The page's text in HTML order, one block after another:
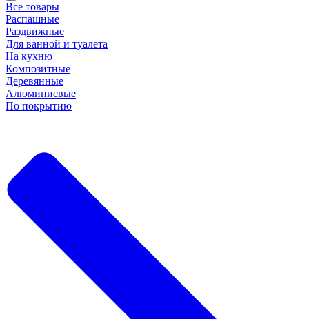
Все товары
Распашные
Раздвижные
Для ванной и туалета
На кухню
Композитные
Деревянные
Алюминиевые
По покрытию